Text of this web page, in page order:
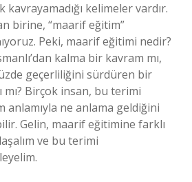
kavrayamadığı kelimeler vardır.
birine, “maarif eğitim”
Peki, maarif eğitimi nedir?
kalma bir kavram mı,
geçerliliğini sürdüren bir
mı? Birçok insan, bu terimi
anlamıyla ne anlama geldiğini
Gelin, maarif eğitimine farklı
ve bu terimi